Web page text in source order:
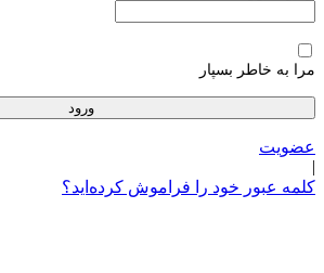
مرا به خاطر بسپار
عضویت
|
کلمه عبور خود را فراموش کرده‌اید؟